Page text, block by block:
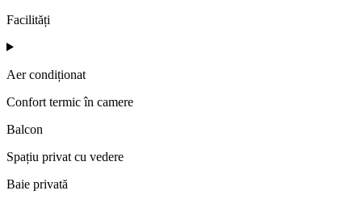
Facilități
Aer condiționat
Confort termic în camere
Balcon
Spațiu privat cu vedere
Baie privată